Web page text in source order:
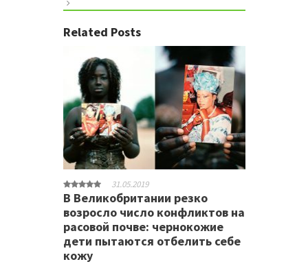
Related Posts
31.05.2019
В Великобритании резко
возросло число конфликтов на
расовой почве: чернокожие
дети пытаются отбелить себе
кожу